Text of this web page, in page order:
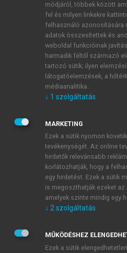
ÚJ FIÓK
1 óra díjmentes hozzáférés
E-MAIL-CÍM
JELSZÓ
JELSZÓ ÚJRA
Kérek értesítést a MeRSZ
Kérek értesítést az Akadémiai
Adatkezelési tájékoztatóban
veszem és elfogadom.
módjáról, többek között
fel és milyen linkekre
felhasználó azonosítására
adatok összesítettek és
weboldal funkcióinak
harmadik féltől származó
tartozó sütik; ilyen
látogatóelemzések, a
médiaanalitika.
↓ 1 szolgáltatás
MARKETING
Ezek a sütik nyomon
tevékenységét. Az online
hirdetők relevánsabb
korlátozhatják, hogy a
egy hirdetést. Ezek a sütik
is megoszthatják ezeket
amelyek szinte mindig egy
↓ 2 szolgáltatás
MŰKÖDÉSHEZ
Ezek a sütik